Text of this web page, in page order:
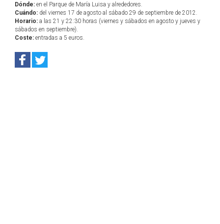
Dónde: en el Parque de María Luisa y alrededores.
Cuándo: del viernes 17 de agosto al sábado 29 de septiembre de 2012.
Horario: a las 21 y 22:30 horas (viernes y sábados en agosto y jueves y
sábados en septiembre).
Coste: entradas a 5 euros.